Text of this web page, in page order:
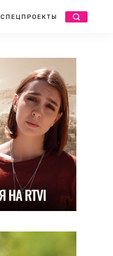
СПЕЦПРОЕКТЫ